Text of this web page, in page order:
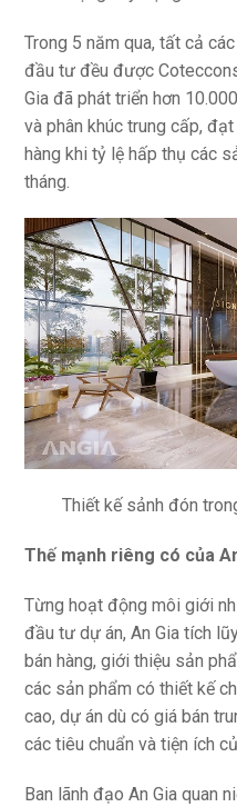
Trong 5 năm qua, tất cả
đầu tư đều được
Gia đã phát triển hơn
và phân khúc trung cấp,
hàng khi tỷ lệ hấp thụ các
tháng.
Thiết kế sảnh đón
Thế mạnh riêng có của
Từng hoạt động môi giới
đầu tư dự án, An Gia tích
bán hàng, giới thiệu sản
các sản phẩm có thiết kế
cao, dự án dù có giá bán
các tiêu chuẩn và tiện ích
Ban lãnh đạo An Gia quan